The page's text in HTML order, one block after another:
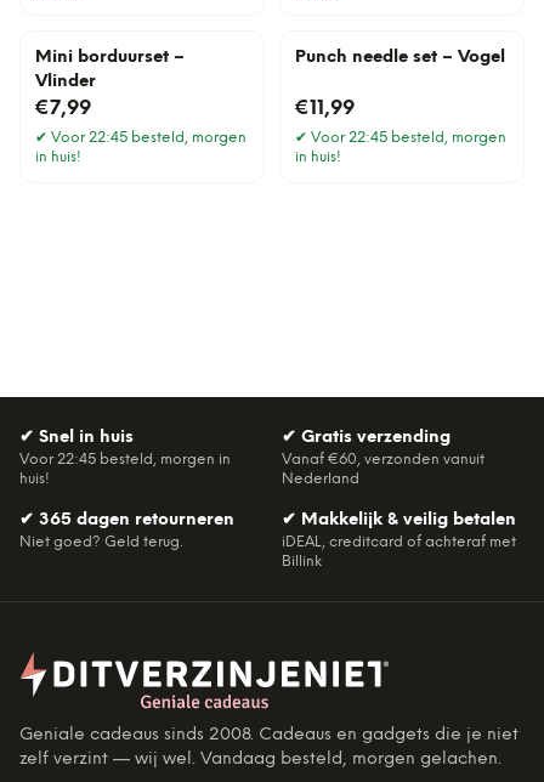
Mini borduurset –
Vlinder
€7,99
✔ Voor 22:45 besteld, morgen
in huis!
Punch needle set – Vogel
€11,99
✔ Voor 22:45 besteld, morgen
in huis!
✔ Snel in huis
Voor 22:45 besteld, morgen in
huis!
✔ Gratis verzending
Vanaf €60, verzonden vanuit
Nederland
✔ 365 dagen retourneren
Niet goed? Geld terug.
✔ Makkelijk & veilig betalen
iDEAL, creditcard of achteraf met
Billink
Geniale cadeaus sinds 2008. Cadeaus en gadgets die je niet
zelf verzint — wij wel. Vandaag besteld, morgen gelachen.